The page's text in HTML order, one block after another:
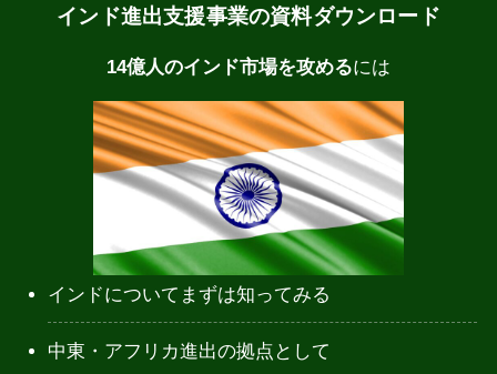
インド進出支援事業の資料ダウンロード
14億人のインド市場を攻めるには
インドについてまずは知ってみる
中東・アフリカ進出の拠点として